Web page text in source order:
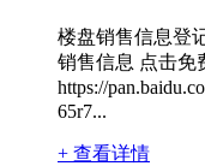
楼盘销售信息登
销售信息 点击免
https://
65r7...
+ 查看详情